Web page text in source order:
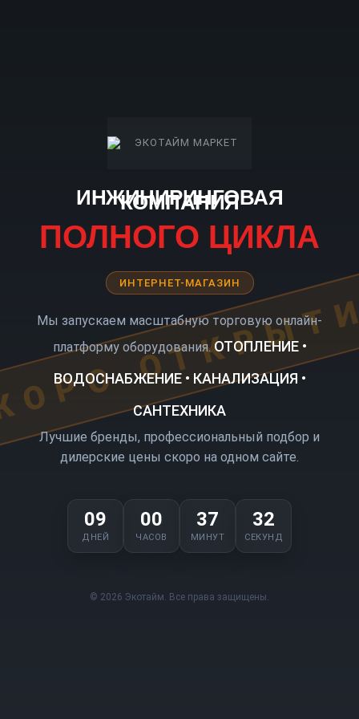
ИНЖИНИРИНГОВАЯ
КОМПАНИЯ
ПОЛНОГО ЦИКЛА
ИНТЕРНЕТ-МАГАЗИН
Мы запускаем масштабную торговую онлайн-
платформу оборудования. ОТОПЛЕНИЕ •
ВОДОСНАБЖЕНИЕ • КАНАЛИЗАЦИЯ •
САНТЕХНИКА
Лучшие бренды, профессиональный подбор и
дилерские цены скоро на одном сайте.
09
ДНЕЙ
00
ЧАСОВ
37
МИНУТ
32
СЕКУНД
© 2026 Экотайм. Все права защищены.